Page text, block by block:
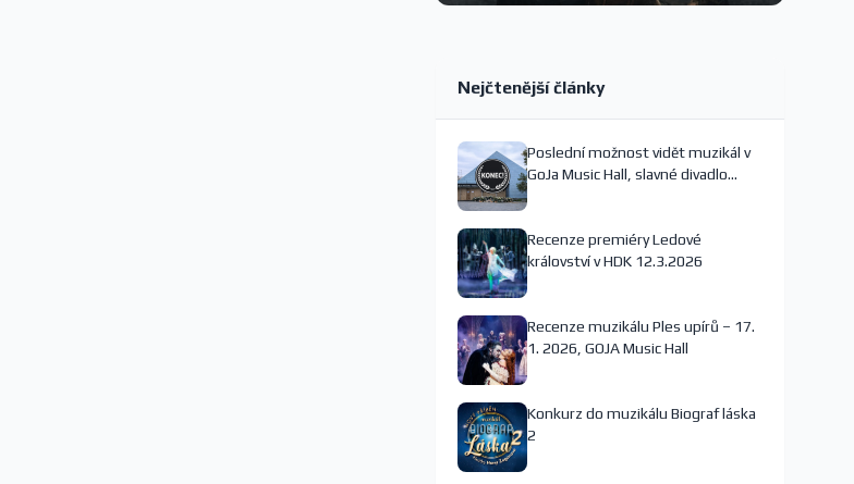
Nejčtenější články
Poslední možnost vidět muzikál v
GoJa Music Hall, slavné divadlo
Recenze premiéry Ledové
království v HDK 12.3.2026
Recenze muzikálu Ples upírů – 17.
1. 2026, GOJA Music Hall
Konkurz do muzikálu Biograf láska
2